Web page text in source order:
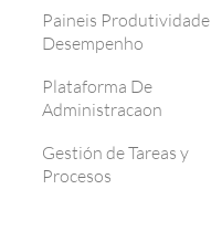
Paineis Produtividade
Desempenho
Plataforma De
Administracaon
Gestión de Tareas y
Procesos